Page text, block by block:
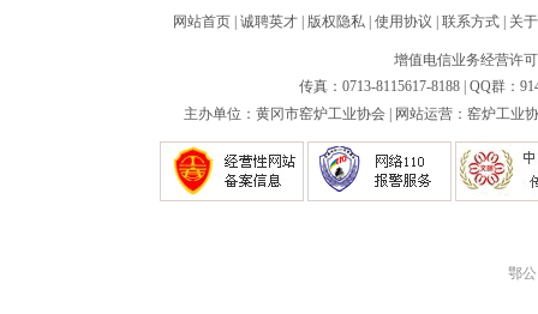
网站首页 诚聘英才 版权隐私 使用协议 联系方式 关
增值电信业务经营许
传真：0713-8115617-8188 | QQ群：
主办单位：黄冈市窑炉工业协会 | 网站运营：窑炉工业
鄂公